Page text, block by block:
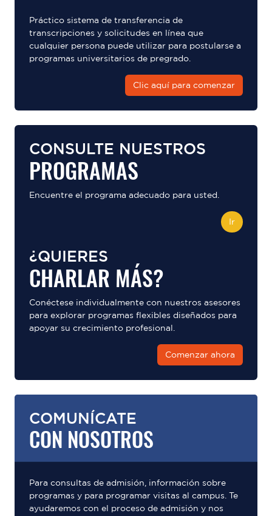
Práctico sistema de transferencia de
transcripciones y solicitudes en línea que
cualquier persona puede utilizar para postularse a
programas universitarios de pregrado.
Clic aquí para comenzar
CONSULTE NUESTROS
PROGRAMAS
Encuentre el programa adecuado para usted.
Ir
¿QUIERES
CHARLAR MÁS?
Conéctese individualmente con nuestros asesores
para explorar programas flexibles diseñados para
apoyar su crecimiento profesional.
Comenzar ahora
COMUNÍCATE
CON NOSOTROS
Para consultas de admisión, información sobre
programas y para programar visitas al campus. Te
ayudaremos con el proceso de admisión y nos